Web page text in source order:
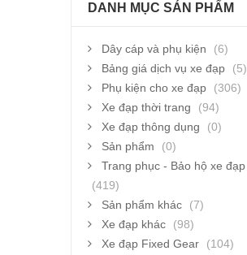
DANH MỤC SẢN PHẨM
Dây cáp và phụ kiện
(6)
Bảng giá dịch vụ xe đạp
(5)
Phụ kiện cho xe đạp
(306)
Xe đạp thời trang
(94)
Xe đạp thông dụng
(0)
Sản phẩm
(0)
Trang phục - Bảo hộ xe đạp
(419)
Sản phẩm khác
(7)
Xe đạp khác
(98)
Xe đạp Fixed Gear
(104)